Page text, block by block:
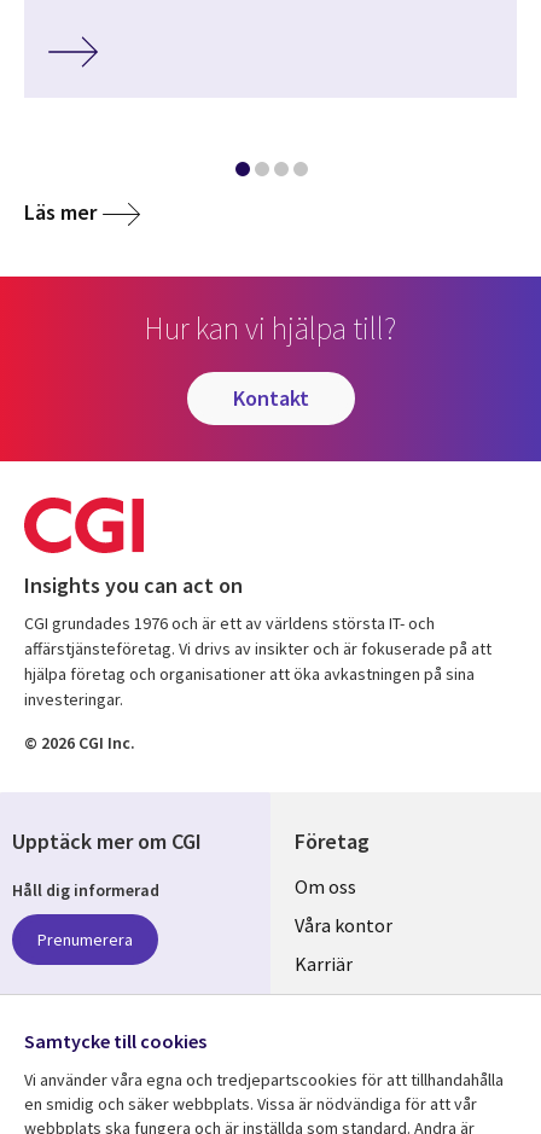
Läs mer
Hur kan vi hjälpa till?
kontakt
Insights you can act on
CGI grundades 1976 och är ett av världens största IT- och
affärstjänsteföretag. Vi drivs av insikter och är fokuserade på att
hjälpa företag och organisationer att öka avkastningen på sina
investeringar.
© 2026 CGI Inc.
Företag
Useful
links
SWEDEN
Om oss
Våra kontor
Karriär
Hållbarhet
Upptäck mer om CGI
Håll dig informerad
Prenumerera
Följ oss
Social
Media
Samtycke till cookies
Vi använder våra egna och tredjepartscookies för att tillhandahålla
en smidig och säker webbplats. Vissa är nödvändiga för att vår
webbplats ska fungera och är inställda som standard. Andra är